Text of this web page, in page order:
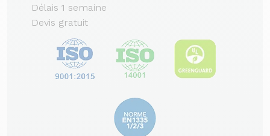
Délais 1 semaine
Devis gratuit